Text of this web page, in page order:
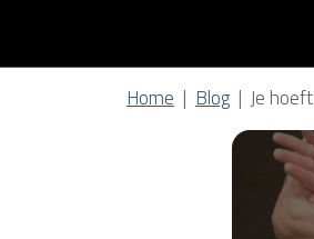
Zwemspa Kenmerken
Zwem Spa Covers
Home Blog Je